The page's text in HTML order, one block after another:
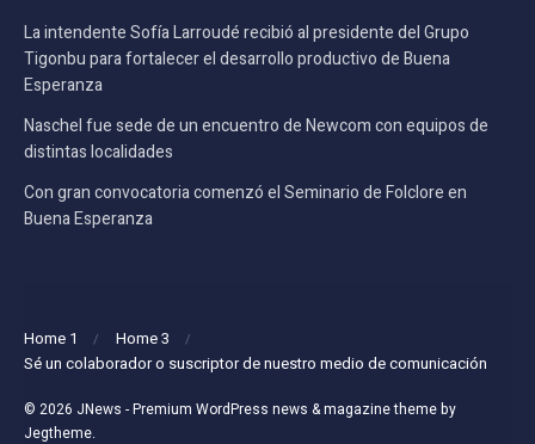
La intendente Sofía Larroudé recibió al presidente del Grupo
Tigonbu para fortalecer el desarrollo productivo de Buena
Esperanza
Naschel fue sede de un encuentro de Newcom con equipos de
distintas localidades
Con gran convocatoria comenzó el Seminario de Folclore en
Buena Esperanza
Home 1
Home 3
Sé un colaborador o suscriptor de nuestro medio de comunicación
© 2026 JNews - Premium WordPress news & magazine theme by
Jegtheme.